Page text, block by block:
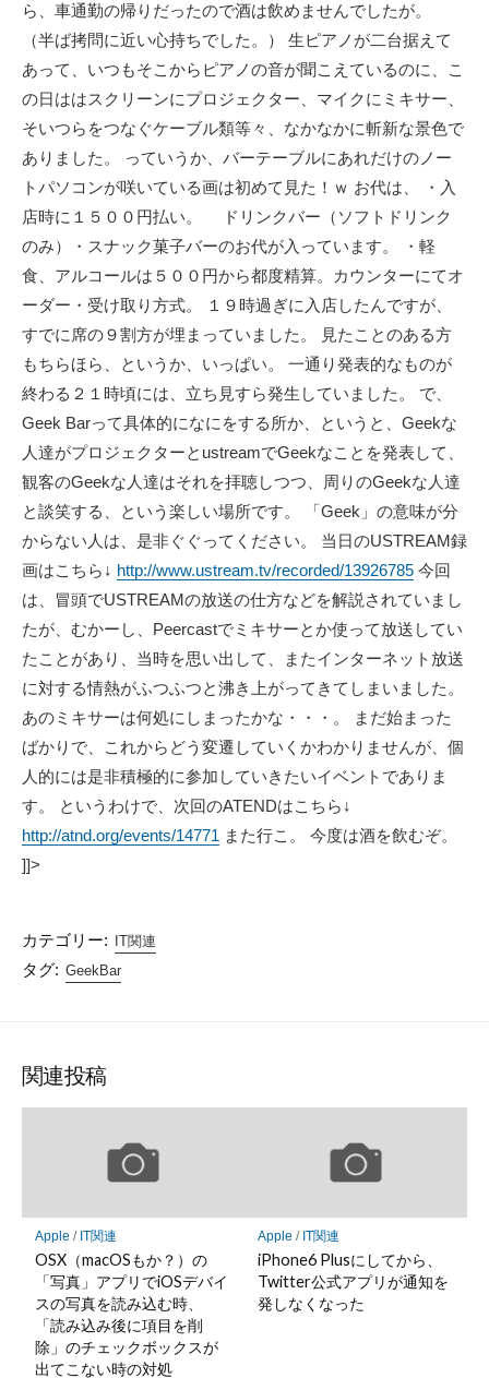
ら、車通勤の帰りだったので酒は飲めませんでしたが。
（半ば拷問に近い心持ちでした。） 生ピアノが二台据えて
あって、いつもそこからピアノの音が聞こえているのに、こ
の日ははスクリーンにプロジェクター、マイクにミキサー、
そいつらをつなぐケーブル類等々、なかなかに斬新な景色で
ありました。 っていうか、バーテーブルにあれだけのノー
トパソコンが咲いている画は初めて見た！ｗ お代は、 ・入
店時に１５００円払い。 ドリンクバー（ソフトドリンク
のみ）・スナック菓子バーのお代が入っています。 ・軽
食、アルコールは５００円から都度精算。カウンターにてオ
ーダー・受け取り方式。 １９時過ぎに入店したんですが、
すでに席の９割方が埋まっていました。 見たことのある方
もちらほら、というか、いっぱい。 一通り発表的なものが
終わる２１時頃には、立ち見すら発生していました。 で、
Geek Barって具体的になにをする所か、というと、Geekな
人達がプロジェクターとustreamでGeekなことを発表して、
観客のGeekな人達はそれを拝聴しつつ、周りのGeekな人達
と談笑する、という楽しい場所です。 「Geek」の意味が分
からない人は、是非ぐぐってください。 当日のUSTREAM録
画はこちら↓ http://www.ustream.tv/recorded/13926785 今回
は、冒頭でUSTREAMの放送の仕方などを解説されていまし
たが、むかーし、Peercastでミキサーとか使って放送してい
たことがあり、当時を思い出して、またインターネット放送
に対する情熱がふつふつと沸き上がってきてしまいました。
あのミキサーは何処にしまったかな・・・。 まだ始まった
ばかりで、これからどう変遷していくかわかりませんが、個
人的には是非積極的に参加していきたいイベントでありま
す。 というわけで、次回のATENDはこちら↓
http://atnd.org/events/14771 また行こ。 今度は酒を飲むぞ。
]]>
カテゴリー: IT関連
タグ: GeekBar
関連投稿
Apple / IT関連
OSX（macOSもか？）の
「写真」アプリでiOSデバイ
スの写真を読み込む時、
「読み込み後に項目を削
除」のチェックボックスが
出てこない時の対処
Apple / IT関連
iPhone6 Plusにしてから、
Twitter公式アプリが通知を
発しなくなった